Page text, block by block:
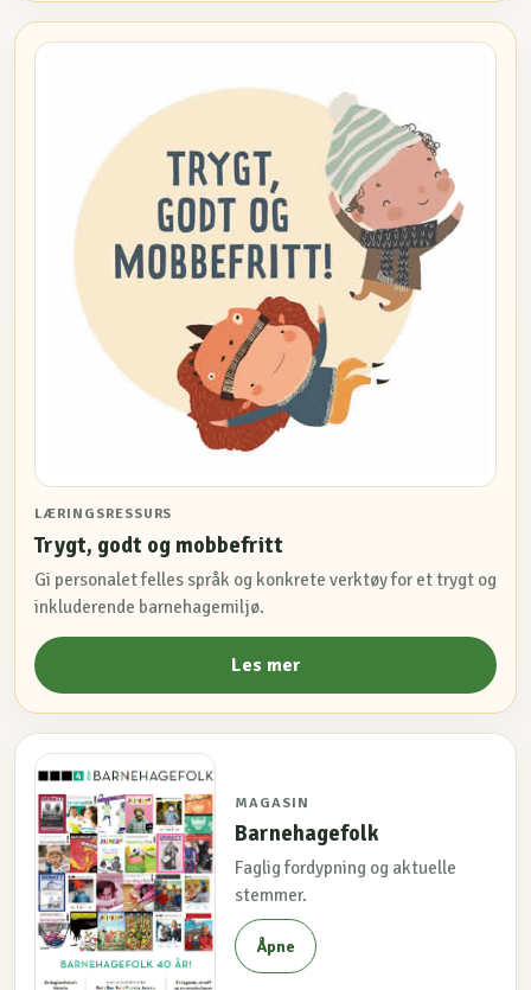
LÆRINGSRESSURS
Trygt, godt og mobbefritt
Gi personalet felles språk og konkrete verktøy for et trygt og
inkluderende barnehagemiljø.
Les mer
MAGASIN
Barnehagefolk
Faglig fordypning og aktuelle
stemmer.
Åpne